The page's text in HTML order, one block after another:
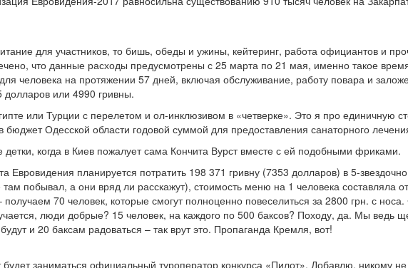
для участников, то бишь, обеды и ужины, кейтеринг, работа официантов и
что данные расходы предусмотрены с 25 марта по 21 мая, именно такое
человека на протяжении 57 дней, включая обслуживание, работу повара и
долларов или 4990 гривны.
или Турции с перелетом и ол-инклюзивом в «четверке». Это я про единичную
Одесской области годовой суммой для предоставления санаторного
когда в Киев пожалует сама Кончита Вурст вместе с ей подобными фриками.
Евровидения планируется потратить 198 371 гривну (7353 долларов) в 5-
побывал, а они вряд ли расскажут), стоимость меню на 1 человека
70 человек, которые смогут полноценно повеселиться за 2800 грн. с
люди добрые? 15 человек, на каждого по 500 баксов? Походу, да. Мы ведь
и 20 баксам радоваться – так врут это. Пропаганда Кремля, вот!
заниматься официальный туроператор конкурса «Пилот». Добавлю, никому